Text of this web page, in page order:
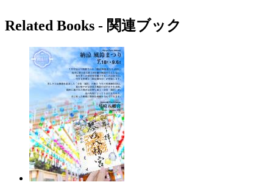
Related Books ‐ 関連ブック